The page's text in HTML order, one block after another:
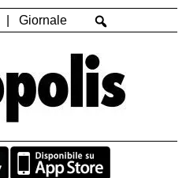
Giornale